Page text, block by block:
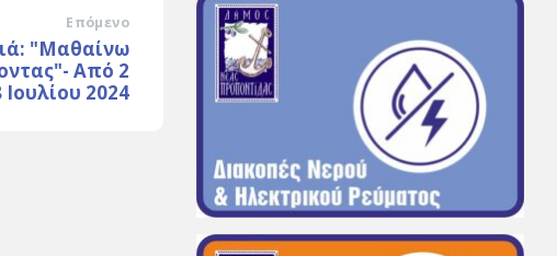
Επόμενο
"Μαθαίνω
Από 2
Ιουλίου 2024